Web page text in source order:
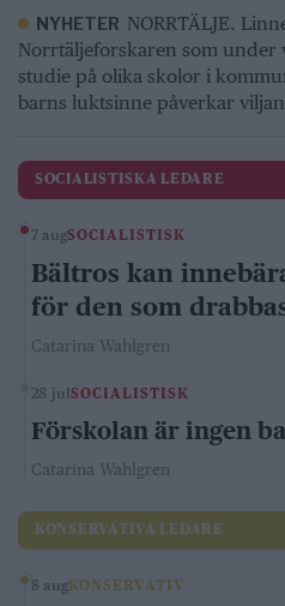
NYHETER NORRTÄLJE.
Norrtäljeforskaren som under
studie på olika skolor i
barns luktsinne påverkar
SOCIALISTISKA LEDARE
7 augSOCIALISTISK
Bältros kan
för den som
Catarina Wahlgren
28 julSOCIALISTISK
Förskolan är ingen
Catarina Wahlgren
KONSERVATIVA LEDARE
8 aug KONSERVATIV